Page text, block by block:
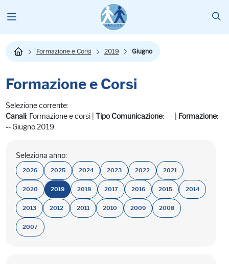
Formazione e Corsi 2019 Giugno
Formazione e Corsi
Selezione corrente:
Canali: Formazione e corsi | Tipo Comunicazione: --- | Formazione: -
-- Giugno 2019
Seleziona anno:
2026 2025 2024 2023 2022 2021
2020 2019 2018 2017 2016 2015 2014
2013 2012 2011 2010 2009 2008
2007